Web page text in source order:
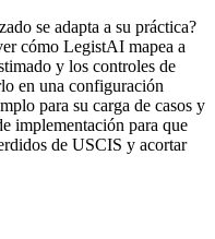
se adapta a su práctica?
cómo LegistAI mapea a
y los controles de
en una configuración
para su carga de casos y
implementación para que
de USCIS y acortar